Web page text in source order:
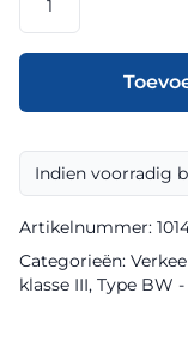
model
BW111ze
III
Recycling
Sign
aantal
Indien voorradig
Artikelnummer:
Categorieën:
klasse III, Type BW